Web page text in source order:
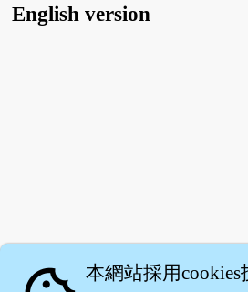
English version
本網站採用